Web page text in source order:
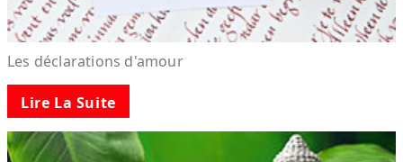
Les déclarations d'amour
Lire La Suite